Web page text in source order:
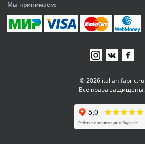
© 2026 italian-fabric.ru
Все права защищены.
Мы принимаем: